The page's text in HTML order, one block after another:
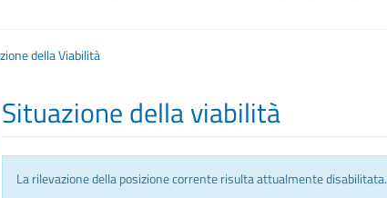
della Viabilità
Situazione della viabilità
La rilevazione della posizione corrente risulta attualmente disabilitata.